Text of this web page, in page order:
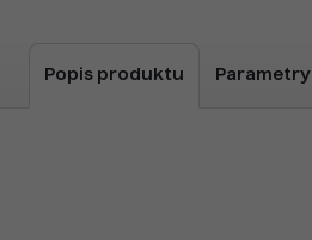
Popis produktu Parametry